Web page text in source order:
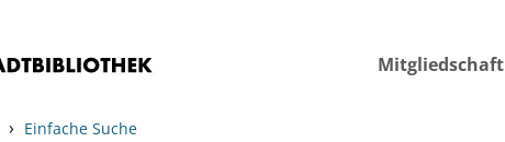
Mitgliedschaft
› Einfache Suche